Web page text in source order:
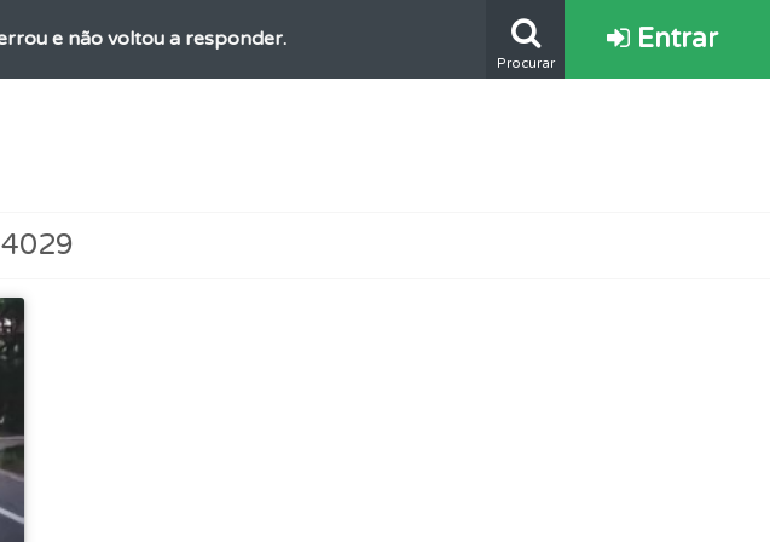
e não voltou a responder.
os seus amigos.
Procurar
Entrar